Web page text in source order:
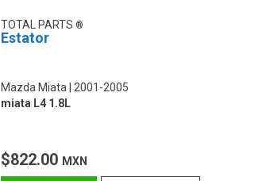
TOTAL PARTS
Estator
Mazda Miata 2001-2005
miata L4 1.8L
$822.00 MXN